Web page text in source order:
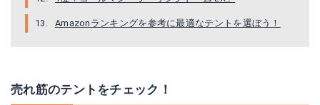
Amazonランキングを参考に最適なテントを選ぼう！
売れ筋のテントをチェック！